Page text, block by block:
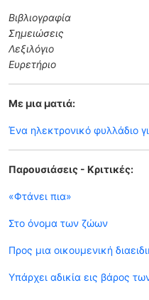
Βιβλιογραφία
Σημειώσεις
Λεξιλόγιο
Ευρετήριο
Με μια ματιά:
Ένα ηλεκτρονικό φυλλάδιο
Παρουσιάσεις - Κριτικές:
«Φτάνει πια»
Στο όνομα των ζώων
Προς μια οικουμενική
Υπάρχει αδικία εις βάρος